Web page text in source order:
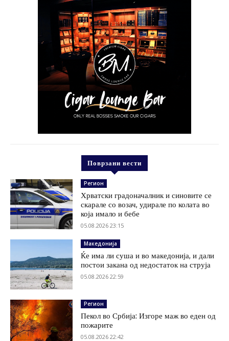
Поврзани вести
Регион
Хрватски градоначалник и синовите се
скарале со возач, удирале по колата во
која имало и бебе
05.08.2026 23:15
Македонија
Ќе има ли суша и во македонија, и дали
постои закана од недостаток на струја
05.08.2026 22:59
Регион
Пекол во Србија: Изгоре маж во еден од
пожарите
05.08.2026 22:42